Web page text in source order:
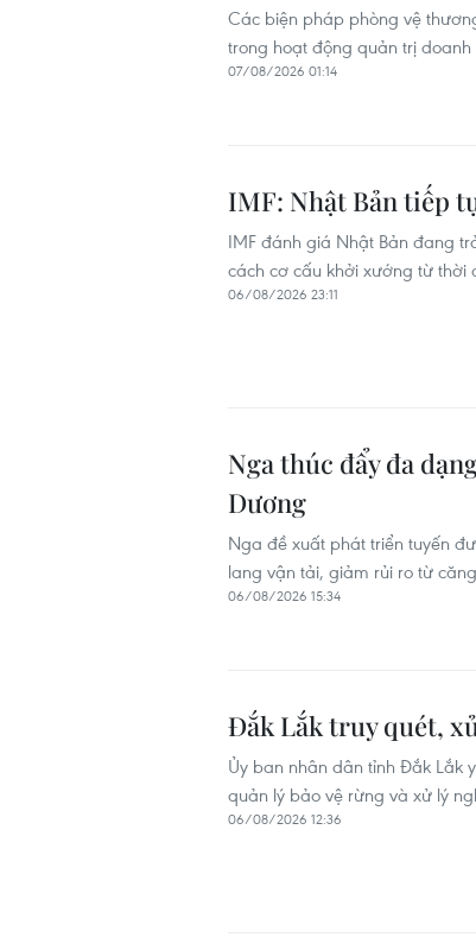
Các biện pháp phòng vệ
trong hoạt động quản trị
07/08/2026 01:14
IMF: Nhật Bản tiếp
IMF đánh giá Nhật Bản đang
cách cơ cấu khởi xướng từ thời
06/08/2026 23:11
Nga thúc đẩy đa
Dương
Nga đề xuất phát triển tuyến
lang vận tải, giảm rủi ro từ
06/08/2026 15:34
Đắk Lắk truy quét,
Ủy ban nhân dân tỉnh Đắk Lắk
quản lý bảo vệ rừng và xử lý
06/08/2026 12:36